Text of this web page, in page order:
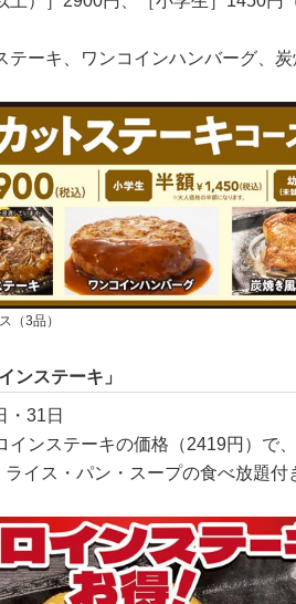
テーキ、ワンコインハンバーグ、
（3品）
ンステーキ」
・31日
インステーキの価格（2419円）で
イス・パン・スープの食べ放題付